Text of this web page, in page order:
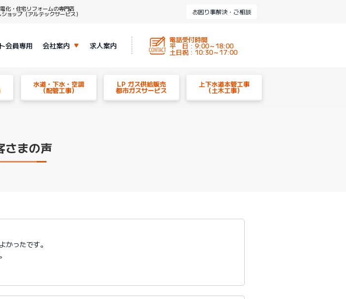
化・住宅リフォームの専門店
ョップ（アルテックサービス） お困り事解決・ご相談
会員専用 会社案内 求人案内
電話受付時間
平 日 : 9:00～18:00
土日祝 : 10:30～17:00
水道・下水・空調
（配管工事）
LP ガス供給販売
都市ガスサービス
上下水道本管工事
（土木工事）
さまの声
かったです。